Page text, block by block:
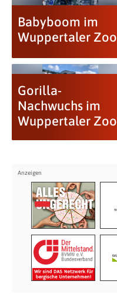
Babyboom im
Wuppertaler Zoo
Gorilla-
Nachwuchs im
Wuppertaler Zoo